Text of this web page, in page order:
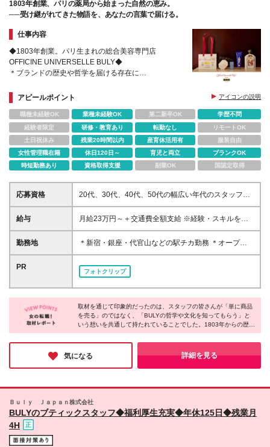
1803年創業、パリの薬局から始まった自然の恵み。
──受け継がれてきた物語を、あなたの言葉で届ける。
仕事内容
◆1803年創業。パリ生まれの総合美容専門店
OFFICINE UNIVERSELLE BULY◆
＊ブランドの歴史や哲学を届ける存在に
＊文化や芸術に触れて、教養を深められる研修制度あ
り
アピールポイント アイコンの説明
職種未経験OK 業種未経験OK 第二新卒OK
学歴不問
経験者限定
研修・教育あり 転勤なし
リモートOK
土日祝休み
残業20時間以内 産育休活用有
服装自由
女性管理職在籍
休日120日～ 育児と両立
ブランクOK
時短勤務あり
資格取得支援 副業OK 国認定取得
応募資格
20代、30代、40代、50代の幅広い年代のスタッフが
活躍中です。 ◎学歴不問 ◎ブランクOK ◎サービス業
や接客業のご経験 （例：ホテル・航空・飲食・アパ
○o。. ・BULYの製品や店舗の空間が好きで、その世
界観に身を置いて働きたい方 ・ブランドの歴史や製
客様一人ひとりと丁寧に向き合う接客がしたい方 ・
関心をお持ちの方 経験以上に大切なのは、BULYの哲
学に共感し、その魅力をお客様へ伝えたいという想い
です。 まずはBULYを愛する気持ちを持って、新しい
一歩を踏み出してみませんか。
給与
月給23万円～＋交通費全額支給 ※経験・スキルを考
慮して決定いたします ※残業代は全額支給いたします
※試用期間3ヶ月（期間中の給与・待遇に差異はあり
勤務地
＊新宿・銀座・代官山などの駅チカ勤務 ＊オープニ
ング店舗あり ＊転勤なし 以下のOFFICINE
UNIVERSELLE BULYの、いずれかの店舗にて勤務い
ただきます。 .。o○ 新宿エリアの百貨店内に、新店舗
がオープン予定 ○o。. オープニングスタッフも、一か
らお店を創り上げる仲間として積極採用中です。 ＜
東京＞ ＊代官山店：東京都渋谷区恵比寿西1-25-9 ＊
日本橋高島屋店：東京都中央区日本橋2-4-1 日本橋高
島屋 本館1階 ＊新宿店：東京都新宿区新宿4-1-6
NEWoMan SHINJUKU 1F ＊青山骨董通り店：東京都
港区南青山5-11-5 住友南青山ビル 1F ＊麻布台店：東
京都港区麻布台1-2-4 麻布台ヒルズガーデンプラザC
丸の内ブリックスクエア 1F ＊松屋銀座店：東京都中
央区銀座3-6-1 松屋銀座1F ＊代官山猿楽町店：東京都
PR
フォトクリップ
取材を通じて印象的だったのは、スタッフの皆さんが「単に商品
を売る」のではなく、「BULYの哲学や文化を知ってもらう」と
いう想いを共通して持たれていることでした。1803年からの歴史
や自然の知恵、そしてカリグラフィーの技術。その背景にある美
学に自らも深く触れ、理解しようとする姿勢が、接客スキルに留
まらず、一人の人間としての知性と魅力を磨いているのだと、皆
さんの誇りに満ちた表情を見て強く実感しました。
気になる 詳細を見る
Ｂｕｌｙ Ｊａｐａｎ株式会社
BULYのブティックスタッフ◆福利厚生充実◆年休125日◆残業月
4H